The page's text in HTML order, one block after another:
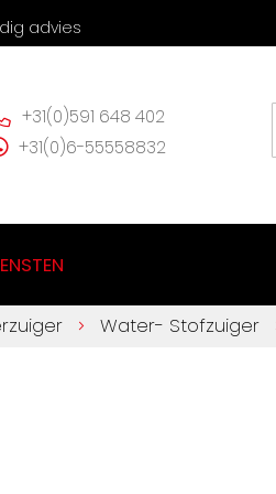
advies
+31(0)591 648 402
+31(0)6-55558832
Water- Stofzuiger